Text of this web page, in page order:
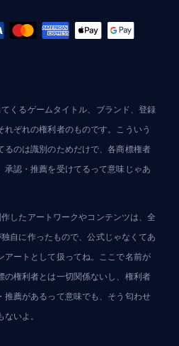
くるゲームタイトル、ブランド、登録
れぞれの権利者のものです。こういう
るのは識別のためだけで、各商標権者
承認・推薦を受けてるって意味じゃあ
したアートワークやコンテンツは、全
自に作ったもので、公式じゃなくてあ
アートとして扱ってね。ここで名前が
の権利者とは一切関係ないし、権利者
推薦があるって意味でも、そう匂わせ
いよ。